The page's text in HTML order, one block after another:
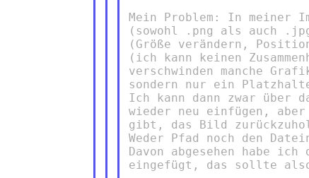
Mein Problem: In meiner
(sowohl .png als auch
(Größe verändern,
(ich kann keinen
verschwinden manche
sondern nur ein
Ich kann dann zwar über
wieder neu einfügen,
gibt, das Bild
Weder Pfad noch den
Davon abgesehen habe
eingefügt, das sollte